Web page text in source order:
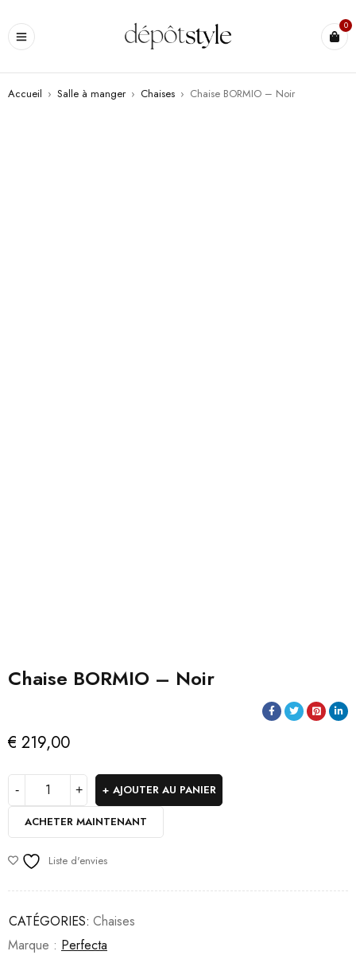
0
Accueil › Salle à manger › Chaises › Chaise BORMIO – Noir
Chaise BORMIO – Noir
€ 219,00
AJOUTER AU PANIER
ACHETER MAINTENANT
Liste d'envies
CATÉGORIES: Chaises
Marque : Perfecta